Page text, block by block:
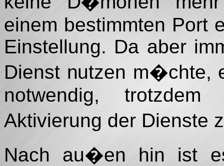
einem bestimmten Port
Einstellung. Da aber
Dienst nutzen m�chte,
notwendig,
Aktivierung der Dienste
Nach au�en hin ist